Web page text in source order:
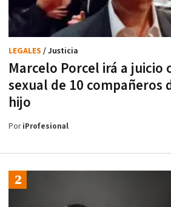
Marcelo Porcel irá a juicio
sexual de 10 compañeros
hijo
LEGALES / Justicia
PoriProfesional